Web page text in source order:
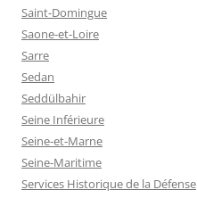
Saint-Domingue
Saone-et-Loire
Sarre
Sedan
Seddülbahir
Seine Inférieure
Seine-et-Marne
Seine-Maritime
Services Historique de la Défense